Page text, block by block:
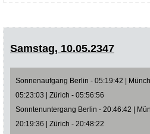
Samstag, 10.05.2347
Sonnenaufgang Berlin - 05:19:42 |
05:23:03 | Zürich - 05:56:56
Sonntenuntergang Berlin - 20:46:42 |
20:19:36 | Zürich - 20:48:22